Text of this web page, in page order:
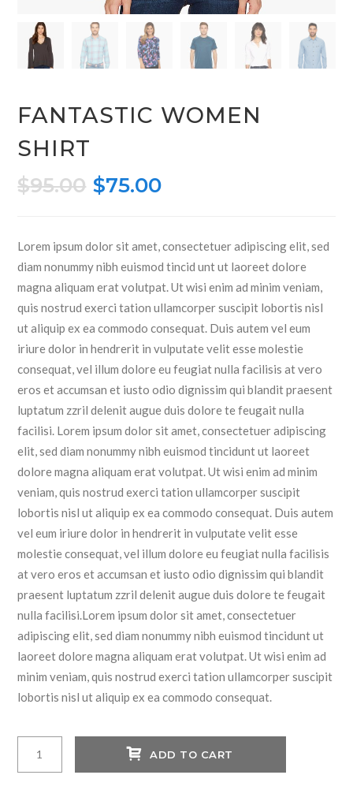
FANTASTIC WOMEN
SHIRT
$95.00 Original
$95.00.
$75.00Current
$75.00.
Lorem ipsum dolor sit amet, consectetuer adipiscing elit, sed
diam nonummy nibh euismod tincid unt ut laoreet dolore
magna aliquam erat volutpat. Ut wisi enim ad minim veniam,
quis nostrud exerci tation ullamcorper suscipit lobortis nisl
ut aliquip ex ea commodo consequat. Duis autem vel eum
iriure dolor in hendrerit in vulputate velit esse molestie
consequat, vel illum dolore eu feugiat nulla facilisis at vero
eros et accumsan et iusto odio dignissim qui blandit praesent
luptatum zzril delenit augue duis dolore te feugait nulla
facilisi. Lorem ipsum dolor sit amet, consectetuer adipiscing
elit, sed diam nonummy nibh euismod tincidunt ut laoreet
dolore magna aliquam erat volutpat. Ut wisi enim ad minim
veniam, quis nostrud exerci tation ullamcorper suscipit
lobortis nisl ut aliquip ex ea commodo consequat. Duis autem
vel eum iriure dolor in hendrerit in vulputate velit esse
molestie consequat, vel illum dolore eu feugiat nulla facilisis
at vero eros et accumsan et iusto odio dignissim qui blandit
praesent luptatum zzril delenit augue duis dolore te feugait
nulla facilisi.Lorem ipsum dolor sit amet, consectetuer
adipiscing elit, sed diam nonummy nibh euismod tincidunt ut
laoreet dolore magna aliquam erat volutpat. Ut wisi enim ad
minim veniam, quis nostrud exerci tation ullamcorper suscipit
lobortis nisl ut aliquip ex ea commodo consequat.
ADD TO CART